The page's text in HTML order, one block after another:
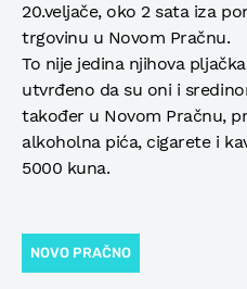
20.veljače, oko 2 sata iza
trgovinu u Novom Pračnu.
To nije jedina njihova
utvrđeno da su oni i
također u Novom Pračnu,
alkoholna pića, cigarete i
5000 kuna.
NOVO PRAČNO